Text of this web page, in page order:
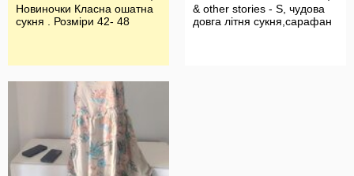
Новиночки Класна ошатна
сукня . Розміри 42- 48
& other stories - S, чудова
довга літня сукня,сарафан